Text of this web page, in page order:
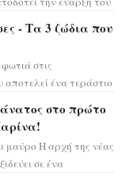
- Τα 3 ζώδια που
στις
ένα τεράστιο
στο πρώτο
μαύρο Η αρχή της νέας
σε ένα